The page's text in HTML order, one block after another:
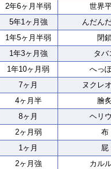
2年6ヶ月半弱 世界
5年1ヶ月強 んだん
1年5ヶ月半弱 閉
1年3ヶ月強 タバ
1年10ヶ月弱 へっ
7ヶ月 ヌクレ
4ヶ月半 膾
8ヶ月 ヘリ
2ヶ月弱 布
1ヶ月 屁
2ヶ月強 カル